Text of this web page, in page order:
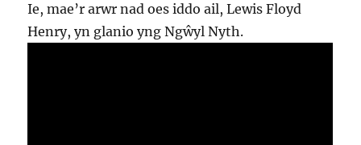
Ie, mae’r arwr nad oes iddo ail, Lewis Floyd
Henry, yn glanio yng Ngŵyl Nyth.